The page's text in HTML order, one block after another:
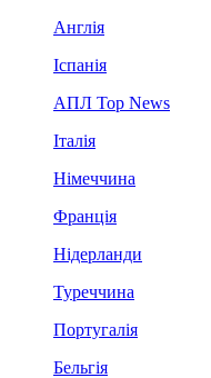
Англія
Іспанія
АПЛ Top News
Італія
Німеччина
Франція
Нідерланди
Туреччина
Португалія
Бельгія